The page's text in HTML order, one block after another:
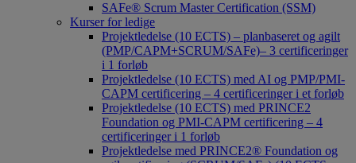
SAFe® Scrum Master Certification (SSM)
Kurser for ledige
Projektledelse (10 ECTS) – planbaseret og agilt
(PMP/CAPM+SCRUM/SAFe)– 3 certificeringer
i 1 forløb
Projektledelse (10 ECTS) med AI og PMP/PMI-
CAPM certificering – 4 certificeringer i et forløb
Projektledelse (10 ECTS) med PRINCE2
Foundation og PMI-CAPM certificering – 4
certificeringer i 1 forløb
Projektledelse med PRINCE2® Foundation og